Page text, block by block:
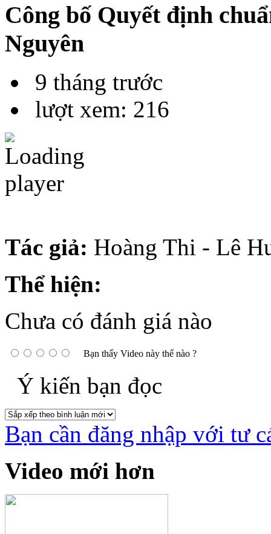
Công bố Quyết định
Nguyên
9 tháng trước
lượt xem: 216
Tác giả: Hoàng Thi - Lê
Thể hiện:
Chưa có đánh giá nào
Bạn thấy Video này thế nào ?
Ý kiến bạn đọc
Bạn cần đăng nhập với tư
Video mới hơn